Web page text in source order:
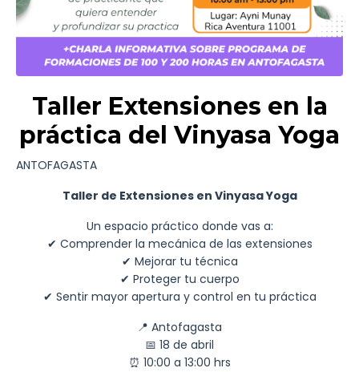
Taller Extensiones en la
práctica del Vinyasa Yoga
ANTOFAGASTA
Taller de Extensiones en Vinyasa Yoga
Un espacio práctico donde vas a:
✔ Comprender la mecánica de las extensiones
✔ Mejorar tu técnica
✔ Proteger tu cuerpo
✔ Sentir mayor apertura y control en tu práctica
📍 Antofagasta
📅 18 de abril
⏰ 10:00 a 13:00 hrs